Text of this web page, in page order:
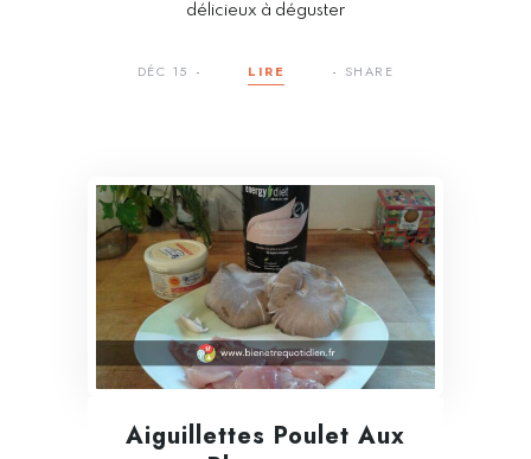
délicieux à déguster
DÉC 15 LIRE SHARE
Aiguillettes Poulet Aux